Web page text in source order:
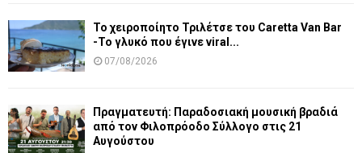
Το χειροποίητο Τριλέτσε του Caretta Van Bar
-Το γλυκό που έγινε viral...
07/08/2026
Πραγματευτή: Παραδοσιακή μουσική βραδιά
από τον Φιλοπρόοδο Σύλλογο στις 21
Αυγούστου